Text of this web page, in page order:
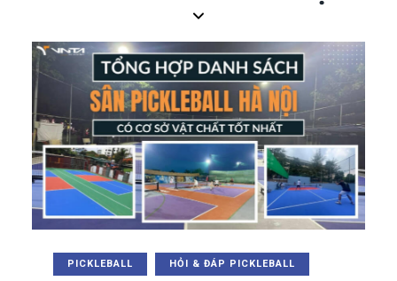
PICKLEBALL HỎI & ĐÁP PICKLEBALL